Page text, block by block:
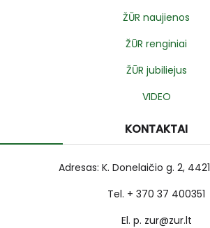
ŽŪR naujienos
ŽŪR renginiai
ŽŪR jubiliejus
VIDEO
KONTAKTAI
Adresas: K. Donelaičio g. 2,
Tel. + 370 37 400351
El. p. zur@zur.lt